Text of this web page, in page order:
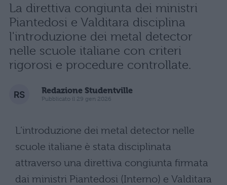
La direttiva congiunta dei ministri
Piantedosi e Valditara disciplina
l'introduzione dei metal detector
nelle scuole italiane con criteri
rigorosi e procedure controllate.
Redazione Studentville
Pubblicato il 29 gen 2026
L’introduzione dei metal detector nelle
scuole italiane è stata disciplinata
attraverso una direttiva congiunta firmata
dai ministri Piantedosi (Interno) e Valditara